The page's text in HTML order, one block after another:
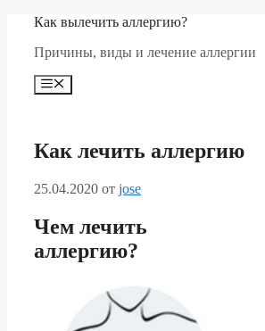
Перейти
содержимому
Как вылечить аллергию?
Причины, виды и лечение аллергии
Меню
Как лечить аллергию
25.04.2020 от jose
Чем лечить
аллергию?